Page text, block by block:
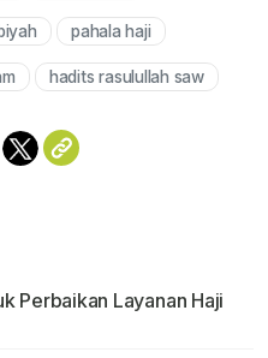
pahala haji
hadits rasulullah saw
Perbaikan Layanan Haji